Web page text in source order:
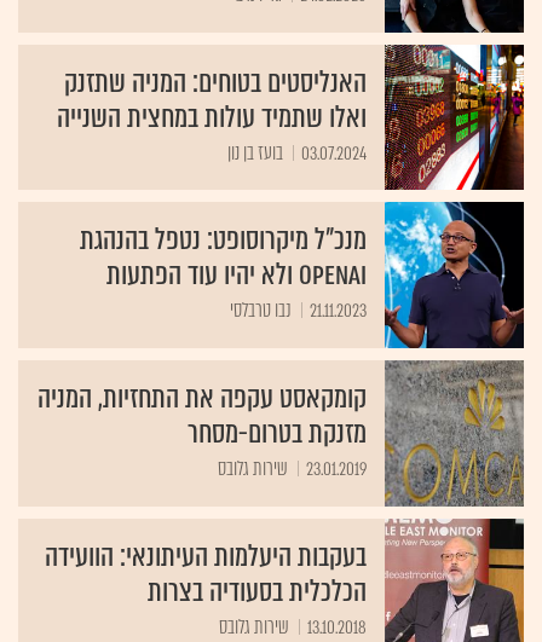
האנליסטים בטוחים: המניה שתזנק
ואלו שתמיד עולות במחצית השנייה
03.07.2024 בועז בן נון
מנכ"ל מיקרוסופט: נטפל בהנהגת
OpenAI ולא יהיו עוד הפתעות
21.11.2023 נבו טרבלסי
קומקאסט עקפה את התחזיות, המניה
מזנקת בטרום-מסחר
23.01.2019 שירות גלובס
בעקבות היעלמות העיתונאי: הוועידה
הכלכלית בסעודיה בצרות
13.10.2018 שירות גלובס